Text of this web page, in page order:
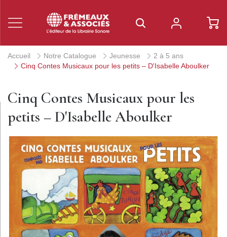
Accueil Notre Catalogue Jeunesse
2 à 5 ans
Cinq Contes Musicaux pour les petits – D'Isabelle Aboulker
Cinq Contes Musicaux pour les
petits – D'Isabelle Aboulker